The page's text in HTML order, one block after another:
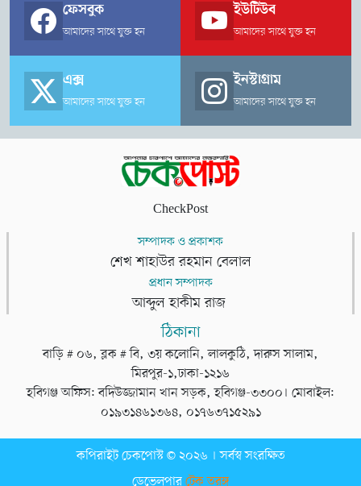
ফেসবুক
আমাদের সাথে যুক্ত হন
ইউটিউব
আমাদের সাথে যুক্ত হন
এক্স
আমাদের সাথে যুক্ত হন
ইনস্টাগ্রাম
আমাদের সাথে যুক্ত হন
CheckPost
সম্পাদক ও প্রকাশক
শেখ শাহাউর রহমান বেলাল
প্রধান সম্পাদক
আব্দুল হাকীম রাজ
ঠিকানা
বাড়ি # ০৬, ব্লক # বি, ৩য় কলোনি, লালকুঠি, দারুস সালাম,
মিরপুর-১,ঢাকা-১২১৬
হবিগঞ্জ অফিস: বদিউজ্জামান খান সড়ক, হবিগঞ্জ-৩৩০০। মোবাইল:
০১৯৩১৪৬১৩৬৪, ০১৭৬৩৭১৫২৯১
কপিরাইট চেকপোস্ট © ২০২৬ । সর্বস্ব সংরক্ষিত
ডেভেলপারটেক তরঙ্গ